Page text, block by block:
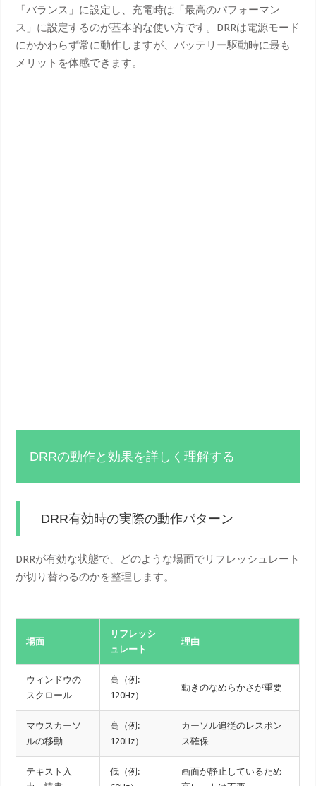
「バランス」に設定し、充電時は「最高のパフォーマン
ス」に設定するのが基本的な使い方です。DRRは電源モード
にかかわらず常に動作しますが、バッテリー駆動時に最も
メリットを体感できます。
DRRの動作と効果を詳しく理解する
DRR有効時の実際の動作パターン
DRRが有効な状態で、どのような場面でリフレッシュレート
が切り替わるのかを整理します。
場面
リフレッシ
ュレート
理由
ウィンドウの
スクロール
高（例:
120Hz）
動きのなめらかさが重要
マウスカーソ
ルの移動
高（例:
120Hz）
カーソル追従のレスポン
ス確保
テキスト入
低（例:
画面が静止しているため